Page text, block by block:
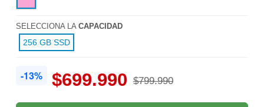
SELECCIONA LA CAPACIDAD
256 GB SSD
-13% $699.990 $799.990